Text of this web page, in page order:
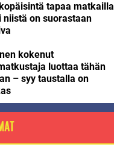
tapaa matkailla
niistä on suorastaan
kokenut
luottaa tähän
– syy taustalla on